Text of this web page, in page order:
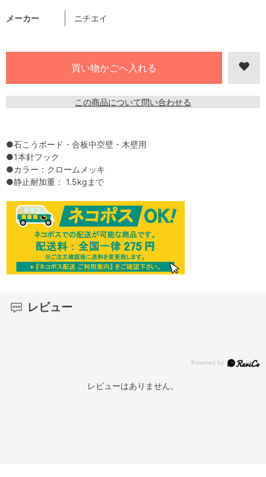
メーカー ニチエイ
この商品について問い合わせる
●石こうボード・合板中空壁・木壁用
●1本針フック
●カラー：クロームメッキ
●静止耐加重： 1.5kgまで
レビュー
レビューはありません。